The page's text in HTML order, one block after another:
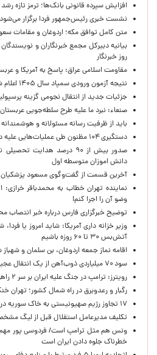
افزایش سپرده قانونی بانک‌ها؛ ترمز تازه
نشست خبری رئیس‌جمهور فردا برگزار می‌شود
متن کامل توافق مکه؛ اردوغان و مقامات
بیانیه دبیرکل مجمع خبرنگاران و
روز خبرنگار
مقاومت اسلامی عراق: پاسخ به آمریکا و
نتیجه آزمون ورودی سمپاد سال ۱۴۰۵ اعلام شد
جزئیات جدید از انتقال نجومی گزینه
صنعاء: نبرد ما علیه طرح سلطه‌جویی
باید از ظرفیت رسانه مسئولانه و
دستگیری ۱۰۴ مظنون طی عملیات‌هایی علیه داعش در ترکیه
دانش اموزان متوسطه اول
آخرین قسمت از گفت‌وگوی مسعود
نماینده تهران خطاب به محمدباقر
وضو آن را اجرا کنم!
توضیح خبرگزاری فارس درباره خبر انتصاب
وزیر خزانه داری آمریکا: شاید امروز یا
آتش‌بس ۳۰ تا ۶۰ روزه باشیم
اقامه نماز جمعه اردوغان، بن ‌سلمان و
سود ۷۰ میلیاردی ذوب‌آهن از یک انتقال عجیب
رویترز: ترامپ در جنگ علیه ایران بر سر ۲ راهی بدی گیر افتاده است
رگبار و رعدوبرق در راه شمال کشور؛ تهران
۱۷ تجاوز رژیم صهیونیستی به خاک سوریه در ۴۸ ساعت گذشته
تکلیف مدیرعامل استقلال قبل از لیگ
ونس هم مثل ترامپ است/ فردوسی پور مهم
خطرناک جلوه دادن ایران است